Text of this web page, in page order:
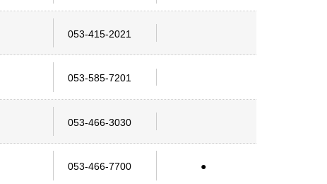
053-415-2021
053-585-7201
053-466-3030
053-466-7700